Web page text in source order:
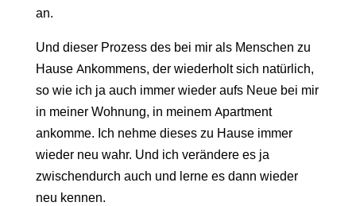
an.
Und dieser Prozess des bei mir als Menschen zu
Hause Ankommens, der wiederholt sich natürlich,
so wie ich ja auch immer wieder aufs Neue bei mir
in meiner Wohnung, in meinem Apartment
ankomme. Ich nehme dieses zu Hause immer
wieder neu wahr. Und ich verändere es ja
zwischendurch auch und lerne es dann wieder
neu kennen.